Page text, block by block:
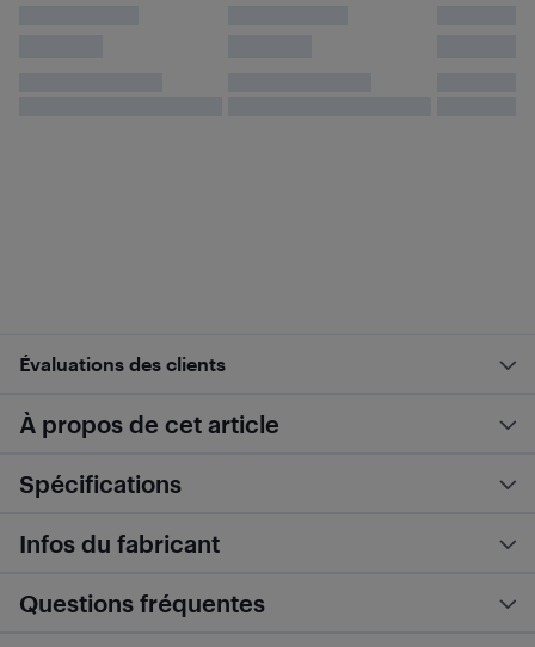
Évaluations des clients
À propos de cet article
Spécifications
Infos du fabricant
Questions fréquentes